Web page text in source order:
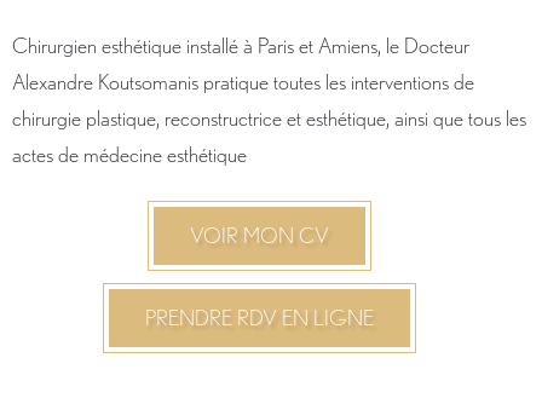
Chirurgien esthétique installé à Paris et Amiens, le Docteur
Alexandre Koutsomanis pratique toutes les interventions de
chirurgie plastique, reconstructrice et esthétique, ainsi que tous les
actes de médecine esthétique
VOIR MON CV
PRENDRE RDV EN LIGNE